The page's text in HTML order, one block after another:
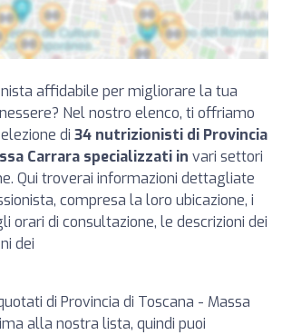
affidabile per migliorare la tua
Nel nostro elenco, ti offriamo
di 34 nutrizionisti di Provincia
Carrara specializzati in vari settori
Qui troverai informazioni dettagliate
compresa la loro ubicazione, i
orari di consultazione, le descrizioni dei
dei
di Provincia di Toscana - Massa
alla nostra lista, quindi puoi